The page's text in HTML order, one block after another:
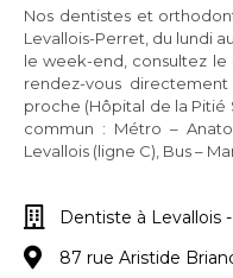
Nos dentistes et
Levallois-Perret, du lundi
le week-end, consultez
rendez-vous
proche (Hôpital de la Pitié
commun : Métro –
Levallois (ligne C), Bus –
Dentiste à Levallois
87 rue Aristide